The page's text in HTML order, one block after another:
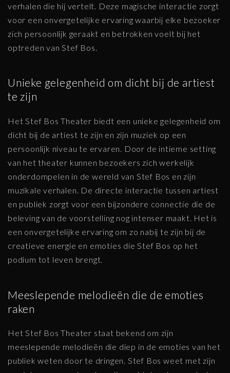
verhalen die hij vertelt. Deze magische interactie zorgt
voor een onvergetelijke ervaring waarbij elke bezoeker
zich persoonlijk geraakt en betrokken voelt bij het
optreden van Stef Bos.
Unieke gelegenheid om dicht bij de artiest
te zijn
Het Stef Bos Theater biedt een unieke gelegenheid om
dicht bij de artiest te zijn en zijn muziek op een
persoonlijk niveau te ervaren. Door de intieme setting
van het theater kunnen bezoekers zich werkelijk
onderdompelen in de wereld van Stef Bos en zijn
muzikale verhalen. De directe interactie tussen artiest
en publiek zorgt voor een bijzondere connectie die de
beleving van de voorstelling nog intenser maakt. Het is
een onvergetelijke ervaring om zo nabij te zijn bij de
creatieve energie en emoties die Stef Bos op het
podium tot leven brengt.
Meeslepende melodieën die de emoties
raken
Het Stef Bos Theater staat bekend om zijn
meeslepende melodieën die diep in de emoties van het
publiek weten door te dringen. Stef Bos weet met zijn